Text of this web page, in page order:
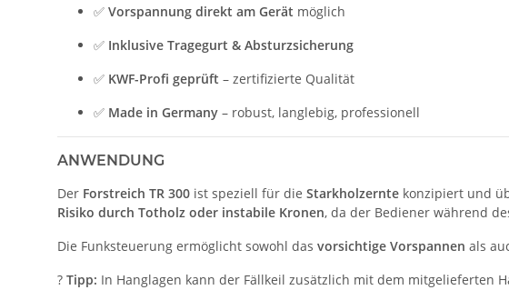
✅ Vorspannung direkt am Gerät möglich
✅ Inklusive Tragegurt & Absturzsicherung
✅ KWF-Profi geprüft – zertifizierte Qualität
✅ Made in Germany – robust, langlebig, professionell
ANWENDUNG
Der Forstreich TR 300 ist speziell für die Starkholzernte konzipiert und
Risiko durch Totholz oder instabile Kronen, da der Bediener während
Die Funksteuerung ermöglicht sowohl das vorsichtige Vorspannen als
? Tipp: In Hanglagen kann der Fällkeil zusätzlich mit dem mitgelieferten